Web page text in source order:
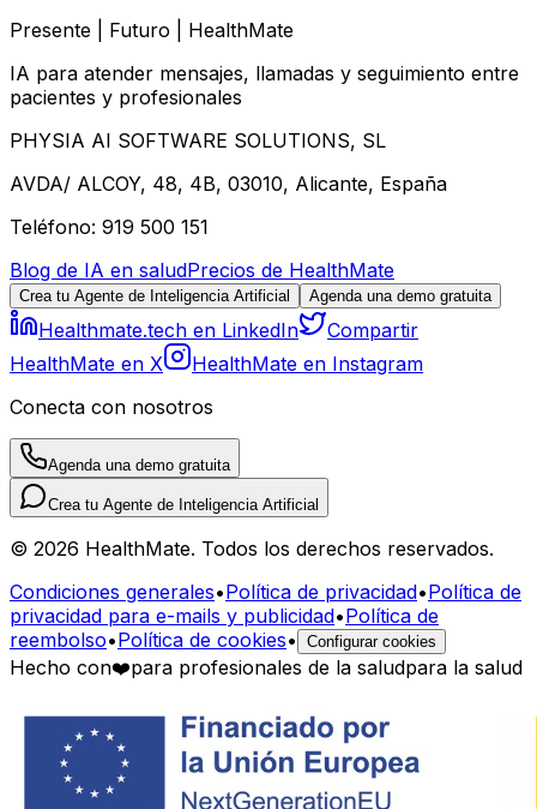
Presente | Futuro | HealthMate
IA para atender mensajes, llamadas y seguimiento entre
pacientes y profesionales
PHYSIA AI SOFTWARE SOLUTIONS, SL
AVDA/ ALCOY, 48, 4B, 03010, Alicante, España
Teléfono: 919 500 151
Blog de IA en saludPrecios de HealthMate
Crea tu Agente de Inteligencia Artificial Agenda una demo gratuita
Healthmate.tech en LinkedIn
Compartir
HealthMate en X
HealthMate en Instagram
Conecta con nosotros
Agenda una demo gratuita
Crea tu Agente de Inteligencia Artificial
© 2026 HealthMate. Todos los derechos reservados.
Condiciones generales•Política de privacidad•Política de
privacidad para e-mails y publicidad•Política de
reembolso•Política de cookies• Configurar cookies
Hecho con❤️para profesionales de la saludpara la salud